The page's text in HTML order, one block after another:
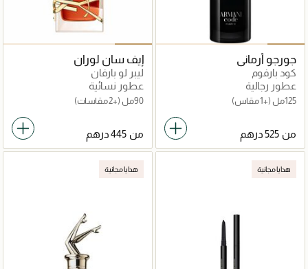
جورجو أرماني
كود بارفوم
عطور رجالية
125مل (+1 مقاس)
من
إيف سان لوران
ليبر لو بارفان
عطور نسائية
90مل (+2 مقاسات)
من
هدايا مجانية هدايا مجانية